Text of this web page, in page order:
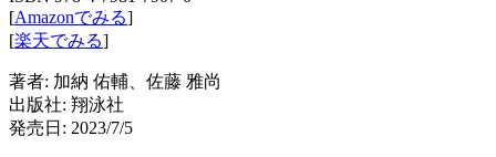
[Amazonでみる]
[楽天でみる]
著者: 加納 佑輔、佐藤 雅尚
出版社: 翔泳社
発売日: 2023/7/5